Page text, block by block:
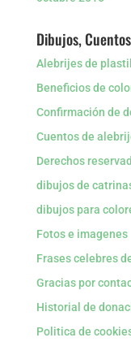
Dibujos,
Alebrijes de
Beneficios de
Confirmación de
Cuentos de
Derechos
dibujos de
dibujos para
Fotos e imagenes
Frases celebres
Gracias por
Historial de
Politica de